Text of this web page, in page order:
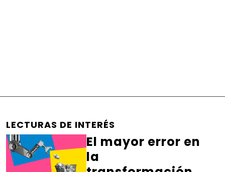
LECTURAS DE INTERÉS
El mayor error en
la